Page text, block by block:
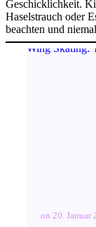
Geschicklichkeit.
Haselstrauch oder
beachten und
Wing Skating:
on 20. Januar